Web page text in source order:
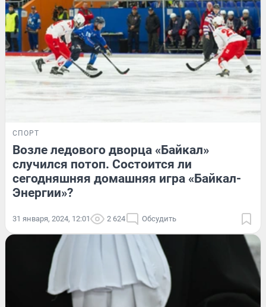
СПОРТ
Возле ледового дворца «Байкал»
случился потоп. Состоится ли
сегодняшняя домашняя игра «Байкал-
Энергии»?
31 января, 2024, 12:01 2 624 Обсудить